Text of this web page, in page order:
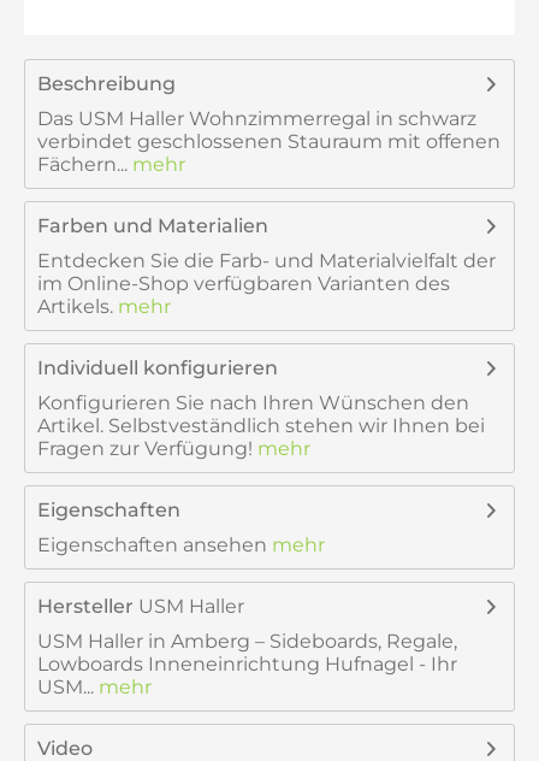
Beschreibung
Das USM Haller Wohnzimmerregal in schwarz
verbindet geschlossenen Stauraum mit offenen
Fächern... mehr
Farben und Materialien
Entdecken Sie die Farb- und Materialvielfalt der
im Online-Shop verfügbaren Varianten des
Artikels. mehr
Individuell konfigurieren
Konfigurieren Sie nach Ihren Wünschen den
Artikel. Selbstveständlich stehen wir Ihnen bei
Fragen zur Verfügung! mehr
Eigenschaften
Eigenschaften ansehen mehr
Hersteller USM Haller
USM Haller in Amberg – Sideboards, Regale,
Lowboards Inneneinrichtung Hufnagel - Ihr
USM... mehr
Video